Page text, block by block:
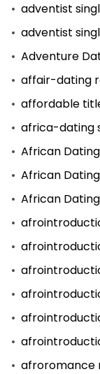
adventist
adventist
Adventure
affair-dating
affordable
africa-dating
African
African
African
afroromance